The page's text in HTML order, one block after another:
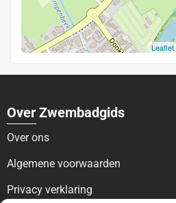
Leaflet
Over Zwembadgids
Over ons
Algemene voorwaarden
Privacy verklaring